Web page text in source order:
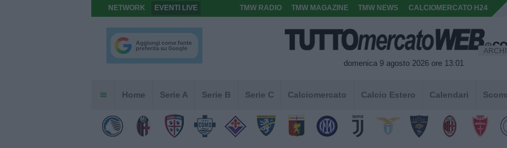
NETWORK EVENTI LIVE TMW RADIO TMW MAGAZINE TMW NEWS CALCIOMERCATO H24
domenica 9 agosto 2026 ore 13:01
Home Serie A Serie B Serie C Calciomercato Calcio Estero Calendari